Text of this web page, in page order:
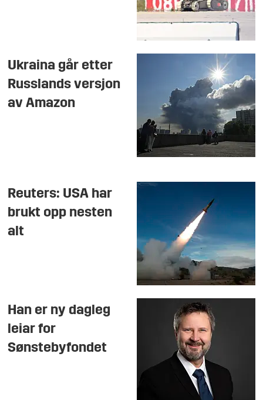
Ukraina går etter
Russlands versjon
av Amazon
Reuters: USA har
brukt opp nesten
alt
Han er ny dagleg
leiar for
Sønstebyfondet